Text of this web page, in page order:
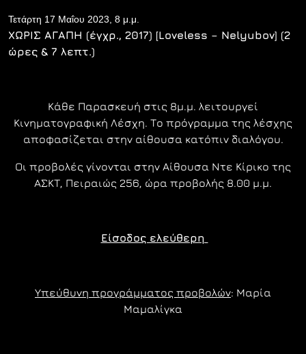
Τετάρτη 17 Μαΐου 2023, 8 μ.μ.
ΧΩΡΙΣ ΑΓΑΠΗ (έγχρ., 2017) [Loveless – Nelyubov] (2
ώρες & 7 λεπτ.)
Κάθε Παρασκευή στις 8μ.μ. λειτουργεί
Κινηματογραφική Λέσχη. Το πρόγραμμα της λέσχης
αποφασίζεται στην αίθουσα κατόπιν διαλόγου.
Οι προβολές γίνονται στην Αίθουσα Ντε Κίρικο της
ΑΣΚΤ, Πειραιώς 256, ώρα προβολής 8.00 μ.μ.
Eίσοδος ελεύθερη
Υπεύθυνη προγράμματος προβολών: Μαρία
Μαμαλίγκα